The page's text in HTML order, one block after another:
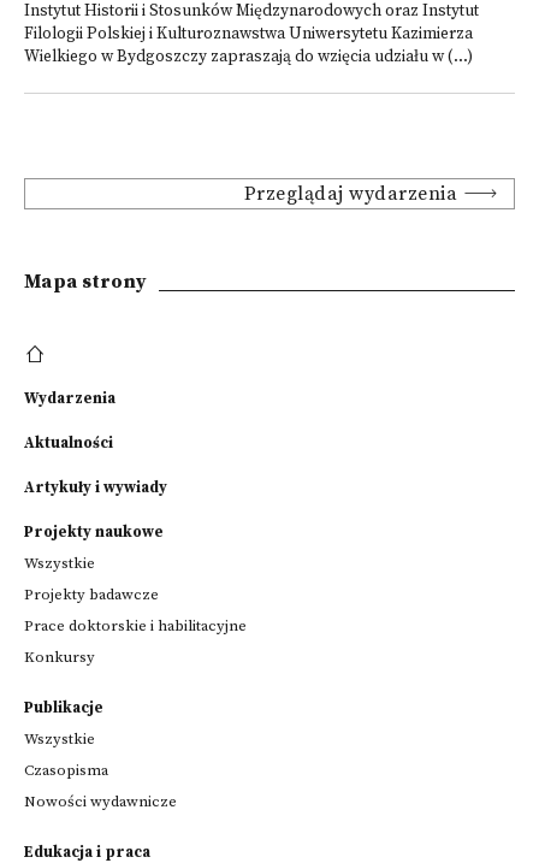
Instytut Historii i Stosunków Międzynarodowych oraz Instytut
Filologii Polskiej i Kulturoznawstwa Uniwersytetu Kazimierza
Wielkiego w Bydgoszczy zapraszają do wzięcia udziału w (...)
Przeglądaj wydarzenia
Mapa strony
Wydarzenia
Aktualności
Artykuły i wywiady
Projekty naukowe
Wszystkie
Projekty badawcze
Prace doktorskie i habilitacyjne
Konkursy
Publikacje
Wszystkie
Czasopisma
Nowości wydawnicze
Edukacja i praca